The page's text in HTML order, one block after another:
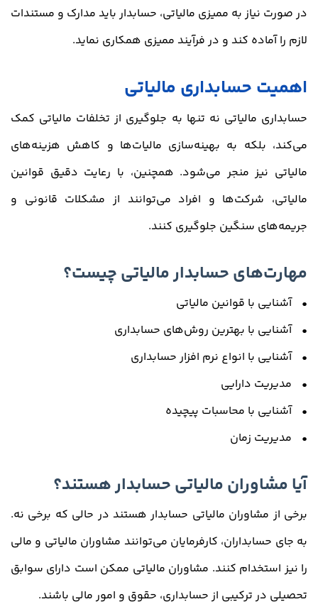
در صورت نیاز به ممیزی مالیاتی، حسابدار باید مدارک و مستندات
لازم را آماده کند و در فرآیند ممیزی همکاری نماید.
اهمیت حسابداری مالیاتی
حسابداری مالیاتی نه تنها به جلوگیری از تخلفات مالیاتی کمک
می‌کند، بلکه به بهینه‌سازی مالیات‌ها و کاهش هزینه‌های
مالیاتی نیز منجر می‌شود. همچنین، با رعایت دقیق قوانین
مالیاتی، شرکت‌ها و افراد می‌توانند از مشکلات قانونی و
جریمه‌های سنگین جلوگیری کنند.
مهارت‌های حسابدار مالیاتی چیست؟
• آشنایی با قوانین مالیاتی
• آشنایی با بهترین روش‌های حسابداری
• آشنایی با انواع نرم افزار حسابداری
• مدیریت دارایی
• آشنایی با محاسبات پیچیده
• مدیریت زمان
آیا مشاوران مالیاتی حسابدار هستند؟
برخی از مشاوران مالیاتی حسابدار هستند در حالی که برخی نه.
به جای حسابداران، کارفرمایان می‌توانند مشاوران مالیاتی و مالی
را نیز استخدام کنند. مشاوران مالیاتی ممکن است دارای سوابق
تحصیلی در ترکیبی از حسابداری، حقوق و امور مالی باشند.